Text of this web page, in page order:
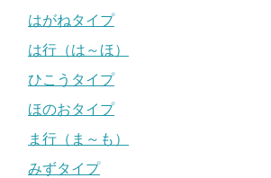
はがねタイプ
は行（は～ほ）
ひこうタイプ
ほのおタイプ
ま行（ま～も）
みずタイプ